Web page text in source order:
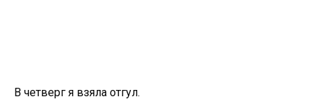
В четверг я взяла отгул.